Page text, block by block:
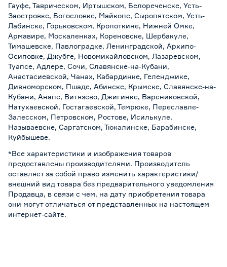
Гауфе, Таврическом, Иртышском, Белореченске, Усть-
Заостровке, Богословке, Майкопе, Сыропятском, Усть-
Лабинске, Горьковском, Кропоткине, Нижней Омке,
Армавире, Москаленках, Кореновске, Шербакуле,
Тимашевске, Павлоградке, Ленинградской, Архипо-
Осиповке, Джубге, Новомихайловском, Лазаревском,
Туапсе, Адлере, Сочи, Славянске-на-Кубани,
Анастасиевской, Чанах, Кабардинке, Геленджике,
Дивноморском, Пшаде, Абинске, Крымске, Славянске-на-
Кубани, Анапе, Витязево, Джигинке, Варениковской,
Натухаевской, Гостагаевской, Темрюке, Переславле-
Залесском, Петровском, Ростове, Исилькуле,
Называевске, Саргатском, Тюкалинске, Барабинске,
Куйбышеве.
*Все характеристики и изображения товаров
предоставлены производителями. Производитель
оставляет за собой право изменить характеристики/
внешний вид товара без предварительного уведомления
Продавца, в связи с чем, на дату приобретения товара
они могут отличаться от представленных на настоящем
интернет-сайте.